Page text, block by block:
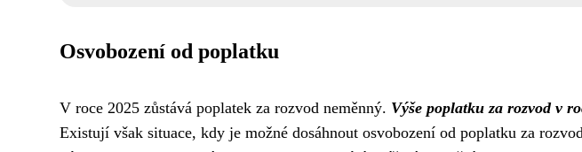
Osvobození od poplatku
V roce 2025 zůstává poplatek za rozvod neměnný. Výše poplatku za rozvod v
Existují však situace, kdy je možné dosáhnout osvobození od poplatku za